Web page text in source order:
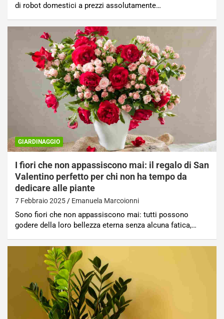
di robot domestici a prezzi assolutamente…
GIARDINAGGIO
I fiori che non appassiscono mai: il regalo di San
Valentino perfetto per chi non ha tempo da
dedicare alle piante
7 Febbraio 2025 Emanuela Marcoionni
Sono fiori che non appassiscono mai: tutti possono
godere della loro bellezza eterna senza alcuna fatica,…